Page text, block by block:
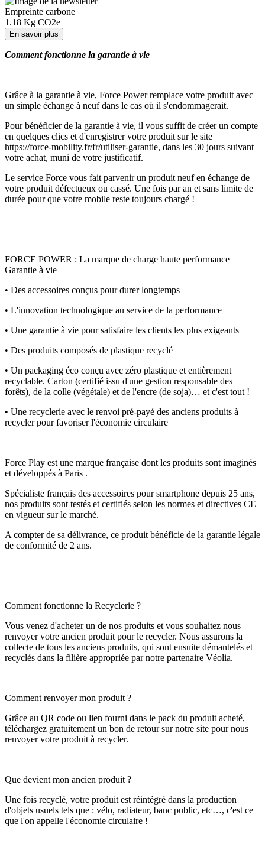
Empreinte carbone
1.18 Kg CO2e
En savoir plus
Comment fonctionne la garantie à vie
Grâce à la garantie à vie, Force Power remplace votre produit avec
un simple échange à neuf dans le cas où il s'endommagerait.
Pour bénéficier de la garantie à vie, il vous suffit de créer un compte
en quelques clics et d'enregistrer votre produit sur le site
https://force-mobility.fr/fr/utiliser-garantie, dans les 30 jours suivant
votre achat, muni de votre justificatif.
Le service Force vous fait parvenir un produit neuf en échange de
votre produit défectueux ou cassé. Une fois par an et sans limite de
durée pour que votre mobile reste toujours chargé !
FORCE POWER : La marque de charge haute performance
Garantie à vie
• Des accessoires conçus pour durer longtemps
• L'innovation technologique au service de la performance
• Une garantie à vie pour satisfaire les clients les plus exigeants
• Des produits composés de plastique recyclé
• Un packaging éco conçu avec zéro plastique et entièrement
recyclable. Carton (certifié issu d'une gestion responsable des
forêts), de la colle (végétale) et de l'encre (de soja)… et c'est tout !
• Une recyclerie avec le renvoi pré-payé des anciens produits à
recycler pour favoriser l'économie circulaire
Force Play est une marque française dont les produits sont imaginés
et développés à Paris .
Spécialiste français des accessoires pour smartphone depuis 25 ans,
nos produits sont testés et certifiés selon les normes et directives CE
en vigueur sur le marché.
A compter de sa délivrance, ce produit bénéficie de la garantie légale
de conformité de 2 ans.
Comment fonctionne la Recyclerie ?
Vous venez d'acheter un de nos produits et vous souhaitez nous
renvoyer votre ancien produit pour le recycler. Nous assurons la
collecte de tous les anciens produits, qui sont ensuite démantelés et
recyclés dans la filière appropriée par notre partenaire Véolia.
Comment renvoyer mon produit ?
Grâce au QR code ou lien fourni dans le pack du produit acheté,
téléchargez gratuitement un bon de retour sur notre site pour nous
renvoyer votre produit à recycler.
Que devient mon ancien produit ?
Une fois recyclé, votre produit est réintégré dans la production
d'objets usuels tels que : vélo, radiateur, banc public, etc…, c'est ce
que l'on appelle l'économie circulaire !